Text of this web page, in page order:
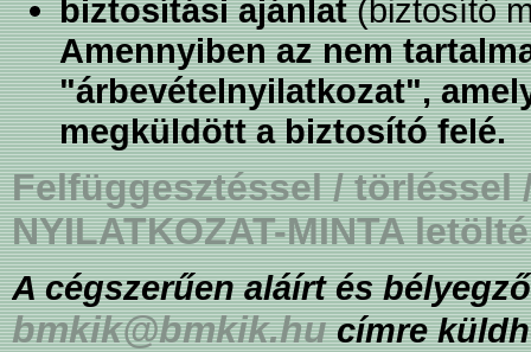
biztosítási ajánlat(biztosító
Amennyiben az nem
"árbevételnyilatkozat",
megküldött a biztosító felé.
Felfüggesztéssel /
NYILATKOZAT-MINTA
A cégszerűen aláírt és
bmkik@bmkik.hu címre